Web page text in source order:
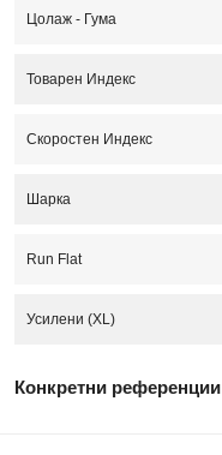
Цолаж - Гума
Товарен Индекс
Скоростен Индекс
Шарка
Run Flat
Усилени (XL)
Конкретни референции